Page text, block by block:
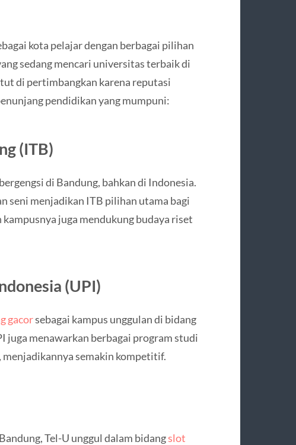
kota pelajar dengan berbagai pilihan
sedang mencari universitas terbaik di
di pertimbangkan karena reputasi
pendidikan yang mumpuni:
(ITB)
di Bandung, bahkan di Indonesia.
seni menjadikan ITB pilihan utama bagi
juga mendukung budaya riset
(UPI)
gacorsebagai kampus unggulan di bidang
juga menawarkan berbagai program studi
semakin kompetitif.
Tel-U unggul dalam bidangslot